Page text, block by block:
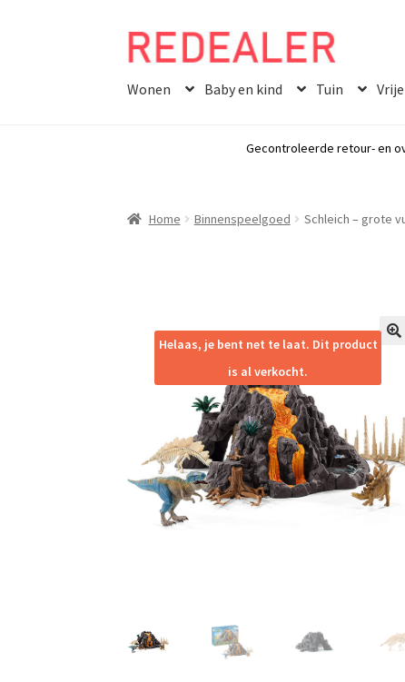
Skip
navigation
Skip
content
Wonen Baby en kind Tuin
Gecontroleerde retour- en
Home Binnenspeelgoed Schleich – grote
Helaas, je bent net te laat. Dit product
is al verkocht.